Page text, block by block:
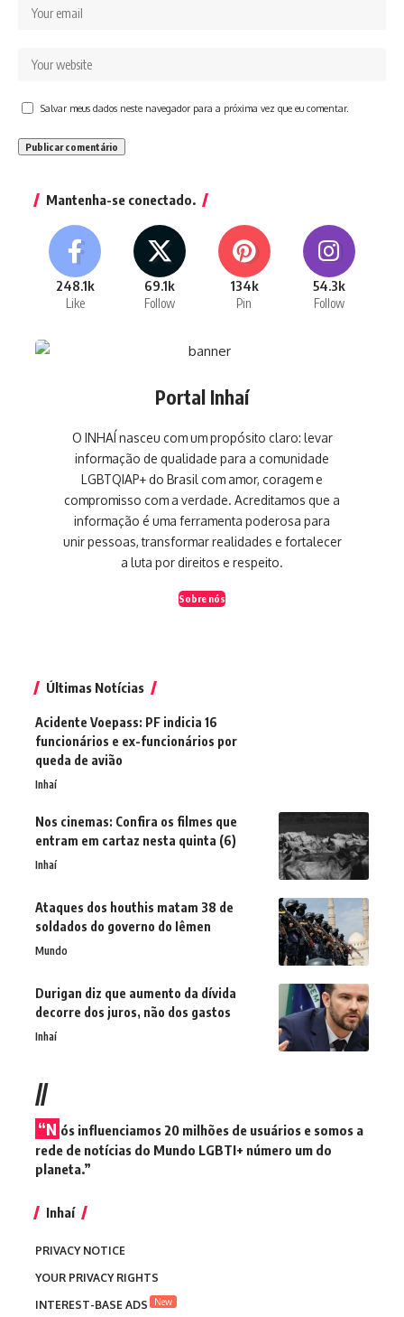
Salvar meus dados neste navegador para a próxima vez que eu comentar.
Mantenha-se conectado.
248.1k
Like
69.1k
Follow
134k
Pin
54.3k
Follow
Portal Inhaí
O INHAÍ nasceu com um propósito claro: levar
informação de qualidade para a comunidade
LGBTQIAP+ do Brasil com amor, coragem e
compromisso com a verdade. Acreditamos que a
informação é uma ferramenta poderosa para
unir pessoas, transformar realidades e fortalecer
a luta por direitos e respeito.
Sobre nós
Últimas Notícias
Acidente Voepass: PF indicia 16
funcionários e ex-funcionários por
queda de avião
Inhaí
Nos cinemas: Confira os filmes que
entram em cartaz nesta quinta (6)
Inhaí
Ataques dos houthis matam 38 de
soldados do governo do Iêmen
Mundo
Durigan diz que aumento da dívida
decorre dos juros, não dos gastos
Inhaí
//
“N ós influenciamos 20 milhões de usuários e somos a
rede de notícias do Mundo LGBTI+ número um do
planeta.”
Inhaí
PRIVACY NOTICE
YOUR PRIVACY RIGHTS
INTEREST-BASE ADS
New